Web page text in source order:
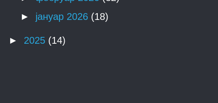
► јануар 2026 (18)
► 2025 (14)